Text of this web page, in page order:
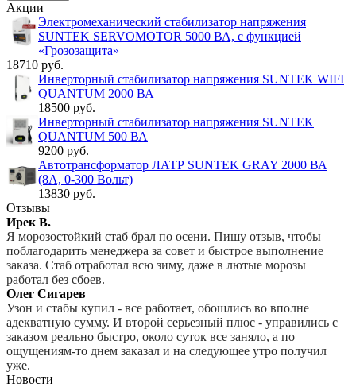
Акции
Электромеханический стабилизатор напряжения
SUNTEK SERVOMOTOR 5000 ВА, с функцией
«Грозозащита»
18710 руб.
Инверторный стабилизатор напряжения SUNTEK WIFI
QUANTUM 2000 ВА
18500 руб.
Инверторный стабилизатор напряжения SUNTEK
QUANTUM 500 ВА
9200 руб.
Автотрансформатор ЛАТР SUNTEK GRAY 2000 ВА
(8А, 0-300 Вольт)
13830 руб.
Отзывы
Ирек В.
Я морозостойкий стаб брал по осени. Пишу отзыв, чтобы
поблагодарить менеджера за совет и быстрое выполнение
заказа. Стаб отработал всю зиму, даже в лютые морозы
работал без сбоев.
Олег Сигарев
Узон и стабы купил - все работает, обошлись во вполне
адекватную сумму. И второй серьезный плюс - управились с
заказом реально быстро, около суток все заняло, а по
ощущениям-то днем заказал и на следующее утро получил
уже.
Новости